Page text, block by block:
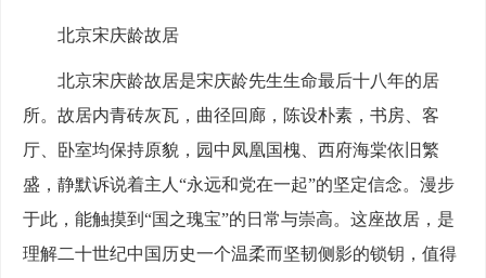
北京宋庆龄故居
北京宋庆龄故居是宋庆龄先生生命最后十八年的居
所。故居内青砖灰瓦，曲径回廊，陈设朴素，书房、客
厅、卧室均保持原貌，园中凤凰国槐、西府海棠依旧繁
盛，静默诉说着主人“永远和党在一起”的坚定信念。漫步
于此，能触摸到“国之瑰宝”的日常与崇高。这座故居，是
理解二十世纪中国历史一个温柔而坚韧侧影的锁钥，值得